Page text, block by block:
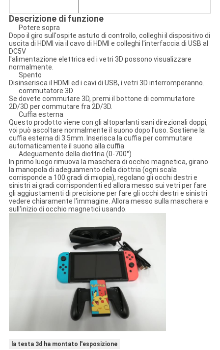
Descrizione di funzione
Potere sopra
Dopo il giro sull'ospite astuto di controllo, colleghi il dispositivo di
uscita di HDMI via il cavo di HDMI e colleghi l'interfaccia di USB al
DC5V
l'alimentazione elettrica ed i vetri 3D possono visualizzare
normalmente.
Spento
Disinserisca il HDMI ed i cavi di USB, i vetri 3D interromperanno.
commutatore 3D
Se dovete commutare 3D, premi il bottone di commutatore
2D/3D per commutare fra 2D/3D.
Cuffia esterna
Questo prodotto viene con gli altoparlanti sani direzionali doppi,
voi può ascoltare normalmente il suono dopo l'uso. Sostiene la
cuffia esterna di 3.5mm. Inserisca la cuffia per commutare
automaticamente il suono alla cuffia.
Adeguamento della diottria (0-700°)
In primo luogo rimuova la maschera di occhio magnetica, girano
la manopola di adeguamento della diottria (ogni scala
corrisponde a 100 gradi di miopia), regolano gli occhi destri e
sinistri ai gradi corrispondenti ed allora messo sui vetri per fare
gli aggiustamenti di precisione per fare gli occhi destri e sinistri
vedere chiaramente l'immagine. Allora messo sulla maschera e
sull'inizio di occhio magnetici usando.
la testa 3d ha montato l'esposizione